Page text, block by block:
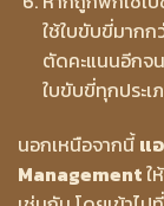
ใช้ใบขับขี่มากก
ตัดคะแนนอีกจ
ใบขับขี่ทุกประเ
นอกเหนือจากนี้แ
Managementใ